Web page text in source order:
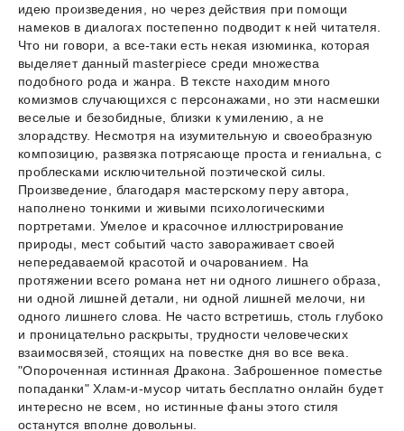
идею произведения, но через действия при помощи
намеков в диалогах постепенно подводит к ней читателя.
Что ни говори, а все-таки есть некая изюминка, которая
выделяет данный masterpiece среди множества
подобного рода и жанра. В тексте находим много
комизмов случающихся с персонажами, но эти насмешки
веселые и безобидные, близки к умилению, а не
злорадству. Несмотря на изумительную и своеобразную
композицию, развязка потрясающе проста и гениальна, с
проблесками исключительной поэтической силы.
Произведение, благодаря мастерскому перу автора,
наполнено тонкими и живыми психологическими
портретами. Умелое и красочное иллюстрирование
природы, мест событий часто завораживает своей
непередаваемой красотой и очарованием. На
протяжении всего романа нет ни одного лишнего образа,
ни одной лишней детали, ни одной лишней мелочи, ни
одного лишнего слова. Не часто встретишь, столь глубоко
и проницательно раскрыты, трудности человеческих
взаимосвязей, стоящих на повестке дня во все века.
"Опороченная истинная Дракона. Заброшенное поместье
попаданки" Хлам-и-мусор читать бесплатно онлайн будет
интересно не всем, но истинные фаны этого стиля
останутся вполне довольны.